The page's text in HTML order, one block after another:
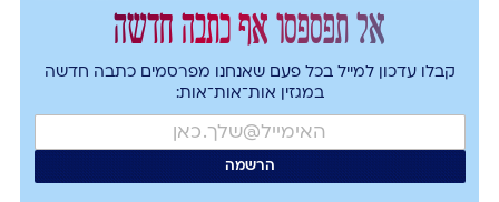
אל תפספסו אף כתבה חדשה
קבלו עדכון למייל בכל פעם שאנחנו מפרסמים כתבה חדשה
במגזין אות־אות־אות: